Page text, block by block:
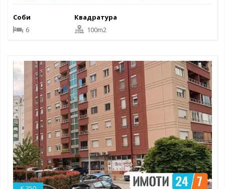
Соби
6
Квадратура
100m2